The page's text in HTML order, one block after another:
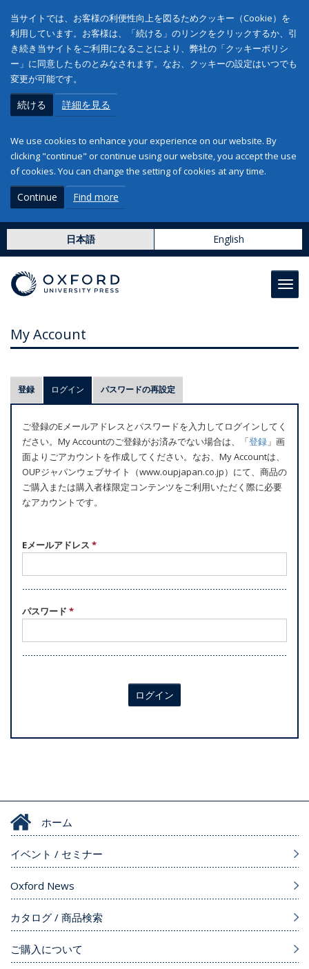
当サイトでは、お客様の利便性向上を図るためクッキー（Cookie）を
利用しています。お客様は、「続ける」のリンクをクリックするか、引
き続き当サイトをご利用になることにより、弊社の「クッキーポリシ
ー」に同意したものとみなされます。なお、クッキーの設定はいつでも
変更が可能です。
続ける 詳細を見る
We use cookies to enhance your experience on our website. By
clicking "continue" or continue using our website, you accept the use
of cookies. You can change the setting of cookies at any time.
Continue Find more
日本語 English
My Account
プ
ラ
マ
リ
ー
タ
ブ
登録 ログイン (アクティブなタブ)
パスワードの再設定
ご登録のEメールアドレスとパスワードを入力してログインしてく
ださい。My Accountのご登録がお済みでない場合は、「登録 」画
面よりごアカウントを作成してください。なお、My Accountは、
OUPジャパンウェブサイト（www.oupjapan.co.jp）にて、商品の
ご購入または購入者様限定コンテンツをご利用いただく際に必要
なアカウントです。
Eメールアドレス *
パスワード *
ログイン
ホーム
イベント / セミナー
Oxford News
カタログ / 商品検索
ご購入について